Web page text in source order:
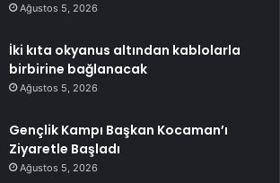
Ağustos 5, 2026
İki kıta okyanus altından kablolarla
birbirine bağlanacak
Ağustos 5, 2026
Gençlik Kampı Başkan Kocaman’ı
Ziyaretle Başladı
Ağustos 5, 2026